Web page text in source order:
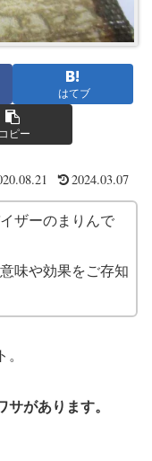
はてブ
コピー
2024.03.07
ザーのまりんで
味や効果をご存知
があります。